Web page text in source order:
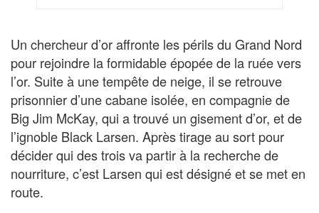
Un chercheur d’or affronte les périls du Grand Nord
pour rejoindre la formidable épopée de la ruée vers
l’or. Suite à une tempête de neige, il se retrouve
prisonnier d’une cabane isolée, en compagnie de
Big Jim McKay, qui a trouvé un gisement d’or, et de
l’ignoble Black Larsen. Après tirage au sort pour
décider qui des trois va partir à la recherche de
nourriture, c’est Larsen qui est désigné et se met en
route.